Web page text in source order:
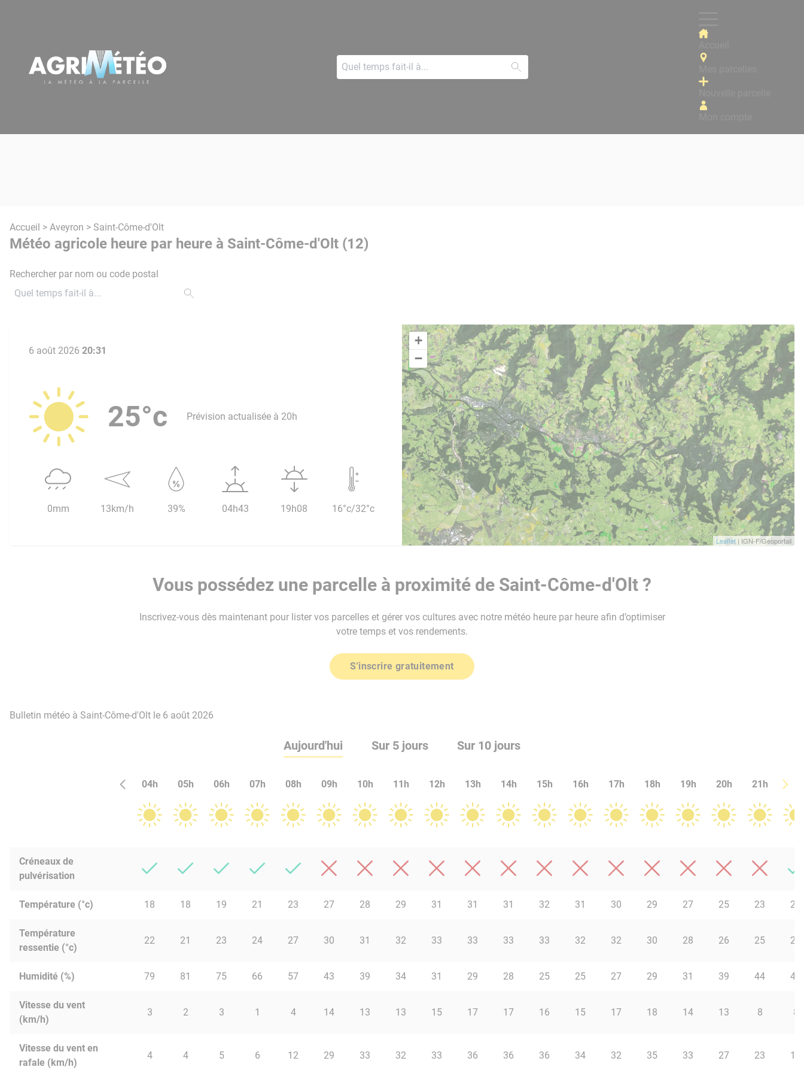
Accueil > Aveyron > Saint-Côme-d'Olt
Météo agricole heure par heure à Saint-Côme-d'Olt (12)
Rechercher par nom ou code postal
+
−
Leaflet | IGN-F/Geoportail
6 août 2026 20:31
25°c Prévision actualisée à 20h
0mm 13km/h 39% 04h43 19h08 16°c/32°c
Vous possédez une parcelle à proximité de Saint-Côme-d'Olt ?
Inscrivez-vous dès maintenant pour lister vos parcelles et gérer vos cultures avec notre météo heure par heure afin d’optimiser
votre temps et vos rendements.
S'inscrire gratuitement
Bulletin météo à Saint-Côme-d'Olt le 6 août 2026
Aujourd'hui Sur 5 jours Sur 10 jours
04h 05h 06h 07h 08h 09h 10h 11h 12h 13h 14h 15h 16h 17h 18h 19h 20h 21h 22h
Créneaux de
pulvérisation
Température (°c) 18 18 19 21 23 27 28 29 31 31 31 32 31 30 29 27 25 23 22
Température
ressentie (°c)
22 21 23 24 27 30 31 32 33 33 33 33 32 32 30 28 26 25 23
Humidité (%) 79 81 75 66 57 43 39 34 31 29 28 25 25 27 29 31 39 44 48
Vitesse du vent
(km/h)
3 2 3 1 4 14 13 13 15 17 17 16 15 17 18 14 13 8 8
Vitesse du vent en
rafale (km/h)
4 4 5 6 12 29 33 32 33 36 36 36 34 32 35 33 27 23 15